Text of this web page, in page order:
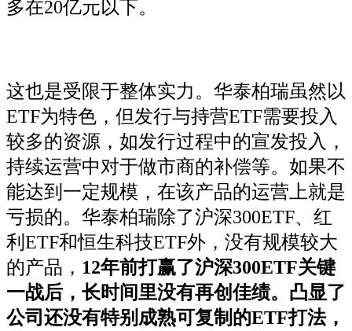
多在20亿元以下。
这也是受限于整体实力。华泰柏瑞虽然以
ETF为特色，但发行与持营ETF需要投入
较多的资源，如发行过程中的宣发投入，
持续运营中对于做市商的补偿等。如果不
能达到一定规模，在该产品的运营上就是
亏损的。华泰柏瑞除了沪深300ETF、红
利ETF和恒生科技ETF外，没有规模较大
的产品， 12年前打赢了沪深300ETF关键
一战后，长时间里没有再创佳绩。凸显了
公司还没有特别成熟可复制的ETF打法，